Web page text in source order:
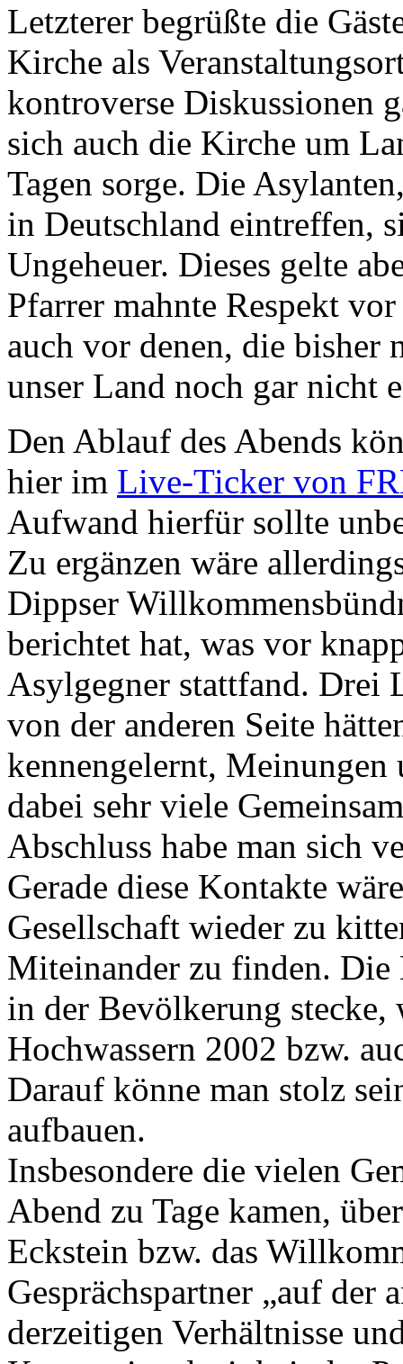
Letzterer begrüßte die
Kirche als
kontroverse Diskussionen
sich auch die Kirche um
Tagen sorge. Die
in Deutschland eintreffen,
Ungeheuer. Dieses gelte
Pfarrer mahnte Respekt
auch vor denen, die bisher
unser Land noch gar nicht
Den Ablauf des Abends
hier im Live-Ticker von
Aufwand hierfür sollte
Zu ergänzen wäre
Dippser
berichtet hat, was vor
Asylgegner stattfand. Drei
von der anderen Seite
kennengelernt, Meinungen
dabei sehr viele
Abschluss habe man sich
Gerade diese Kontakte
Gesellschaft wieder zu
Miteinander zu finden.
in der Bevölkerung stecke,
Hochwassern 2002 bzw.
Darauf könne man stolz
aufbauen.
Insbesondere die vielen
Abend zu Tage kamen,
Eckstein bzw. das
Gesprächspartner „auf der
derzeitigen Verhältnisse